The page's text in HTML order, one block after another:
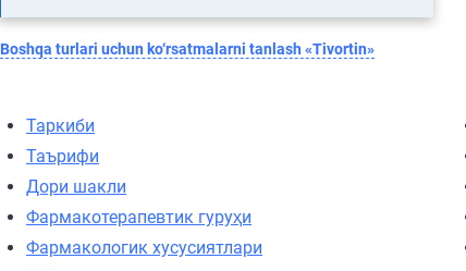
Boshqa turlari uchun ko‘rsatmalarni tanlash «Tivortin»
Таркиби
Таърифи
Дори шакли
Фармакотерапевтик гуруҳи
Фармакологик хусусиятлари